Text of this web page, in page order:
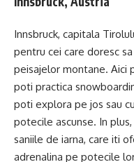
Innsbruck, capitala
pentru cei care doresc
peisajelor montane. Aici
poti practica
poti explora pe jos sau
potecile ascunse. In
saniile de iarna, care iti
adrenalina pe potecile